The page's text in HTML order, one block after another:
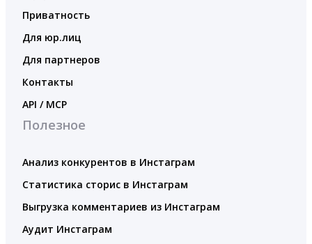
Приватность
Для юр.лиц
Для партнеров
Контакты
API / MCP
Полезное
Анализ конкурентов в Инстаграм
Статистика сторис в Инстаграм
Выгрузка комментариев из Инстаграм
Аудит Инстаграм